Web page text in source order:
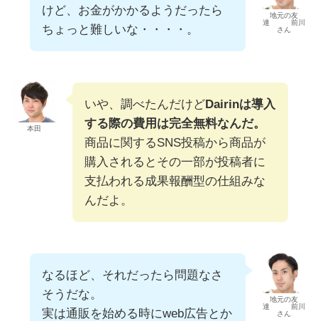
地元の友
達 前川
さん
けど、お金がかかるようだったら
ちょっと難しいな・・・・。
本田
いや、調べたんだけどDairinは導入
する際の費用は完全無料なんだ。
商品に関するSNS投稿から商品が
購入されるとその一部が投稿者に
支払われる成果報酬型の仕組みな
んだよ。
地元の友
達 前川
さん
なるほど、それだったら問題なさ
そうだな。
実は通販を始める時にweb広告とか